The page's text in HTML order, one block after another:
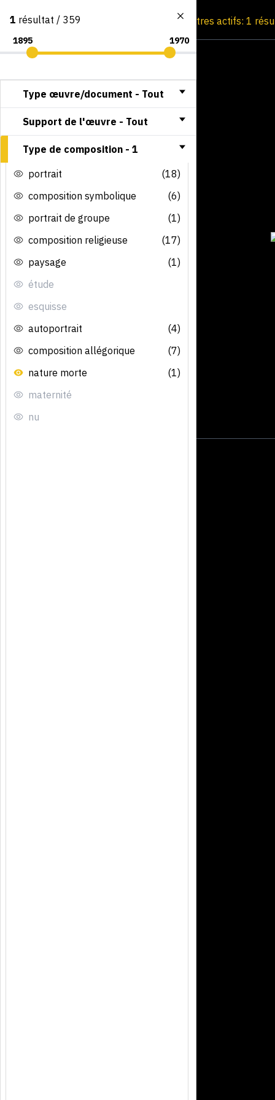
Consultation par image Filtres actifs: 1
1 résultat / 359
Type œuvre/document - Tout
Support de l'œuvre - Tout
Type de composition - 1
portrait
(18)
composition symbolique
(6)
portrait de groupe
(1)
composition religieuse
(17)
paysage
(1)
étude
esquisse
autoportrait
(4)
composition allégorique
(7)
nature morte
(1)
maternité
nu